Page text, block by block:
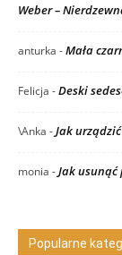
Weber –
anturka -Mała
Felicja -Deski
\Anka -Jak
monia -Jak usunąć
Popularne